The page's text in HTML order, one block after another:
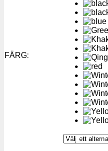
FÄRG: